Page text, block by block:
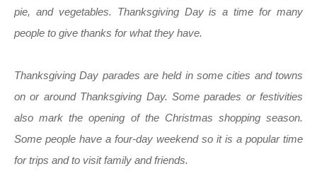
pie, and vegetables. Thanksgiving Day is a time for many
people to give thanks for what they have.
Thanksgiving Day parades are held in some cities and towns
on or around Thanksgiving Day. Some parades or festivities
also mark the opening of the Christmas shopping season.
Some people have a four-day weekend so it is a popular time
for trips and to visit family and friends.